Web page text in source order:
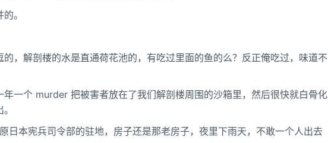
。
，解剖楼的水是直通荷花池的，有吃过里面的鱼的么？反正俺吃过，味道不
一个 murder 把被害者放在了我们解剖楼周围的沙箱里，然后很快就白骨化
日本宪兵司令部的驻地，房子还是那老房子，夜里下雨天，不敢一个人出去